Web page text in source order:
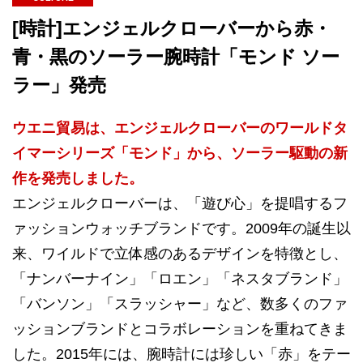
[時計]エンジェルクローバーから赤・
青・黒のソーラー腕時計「モンド ソー
ラー」発売
ウエニ貿易は、エンジェルクローバーのワールドタ
イマーシリーズ「モンド」から、ソーラー駆動の新
作を発売しました。
エンジェルクローバーは、「遊び心」を提唱するフ
ァッションウォッチブランドです。2009年の誕生以
来、ワイルドで立体感のあるデザインを特徴とし、
「ナンバーナイン」「ロエン」「ネスタブランド」
「バンソン」「スラッシャー」など、数多くのファ
ッションブランドとコラボレーションを重ねてきま
した。2015年には、腕時計には珍しい「赤」をテー